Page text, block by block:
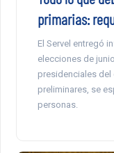
primarias:
El Servel entregó
elecciones de
presidenciales
preliminares, se
personas.